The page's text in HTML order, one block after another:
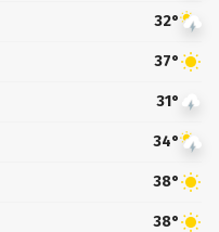
32°
37°
31°
34°
38°
38°